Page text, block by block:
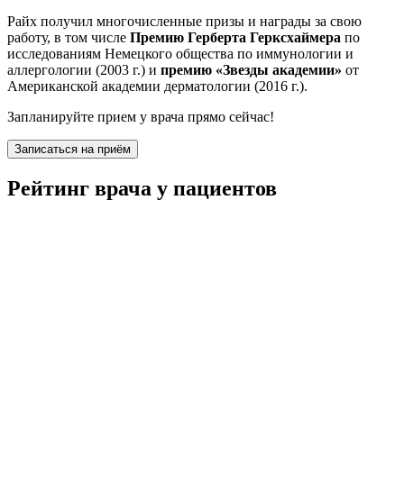
Райх получил многочисленные призы и награды за свою
работу, в том числе Премию Герберта Герксхаймера по
исследованиям Немецкого общества по иммунологии и
аллергологии (2003 г.) и премию «Звезды академии» от
Американской академии дерматологии (2016 г.).
Запланируйте прием у врача прямо сейчас!
Записаться на приём
Рейтинг врача у пациентов